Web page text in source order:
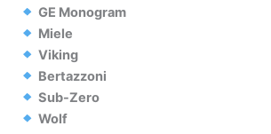
GE Monogram
Miele
Viking
Bertazzoni
Sub-Zero
Wolf